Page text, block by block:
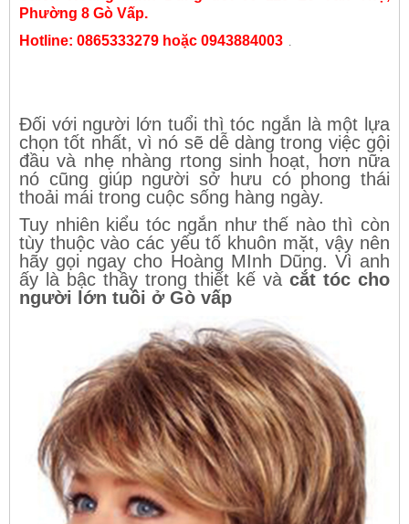
Phường 8 Gò Vấp.
Hotline: 0865333279 hoặc 0943884003 .
Đối với người lớn tuổi thì tóc ngắn là một lựa
chọn tốt nhất, vì nó sẽ dễ dàng trong việc gội
đầu và nhẹ nhàng rtong sinh hoạt, hơn nữa
nó cũng giúp người sở hưu có phong thái
thoải mái trong cuộc sống hàng ngày.
Tuy nhiên kiểu tóc ngắn như thế nào thì còn
tùy thuộc vào các yếu tố khuôn mặt, vậy nên
hãy gọi ngay cho Hoàng MInh Dũng. Vì anh
ấy là bậc thầy trong thiết kế và cắt tóc cho
người lớn tuồi ở Gò vấp